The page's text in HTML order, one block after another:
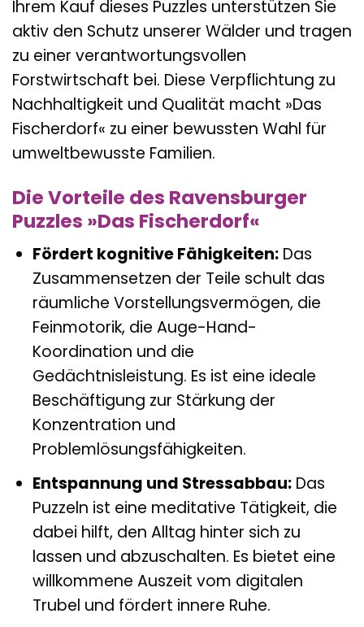
Ihrem Kauf dieses Puzzles unterstützen Sie
aktiv den Schutz unserer Wälder und tragen
zu einer verantwortungsvollen
Forstwirtschaft bei. Diese Verpflichtung zu
Nachhaltigkeit und Qualität macht »Das
Fischerdorf« zu einer bewussten Wahl für
umweltbewusste Familien.
Die Vorteile des Ravensburger
Puzzles »Das Fischerdorf«
Fördert kognitive Fähigkeiten:Das
Zusammensetzen der Teile schult das
räumliche Vorstellungsvermögen, die
Feinmotorik, die Auge-Hand-
Koordination und die
Gedächtnisleistung. Es ist eine ideale
Beschäftigung zur Stärkung der
Konzentration und
Problemlösungsfähigkeiten.
Entspannung und Stressabbau:Das
Puzzeln ist eine meditative Tätigkeit, die
dabei hilft, den Alltag hinter sich zu
lassen und abzuschalten. Es bietet eine
willkommene Auszeit vom digitalen
Trubel und fördert innere Ruhe.